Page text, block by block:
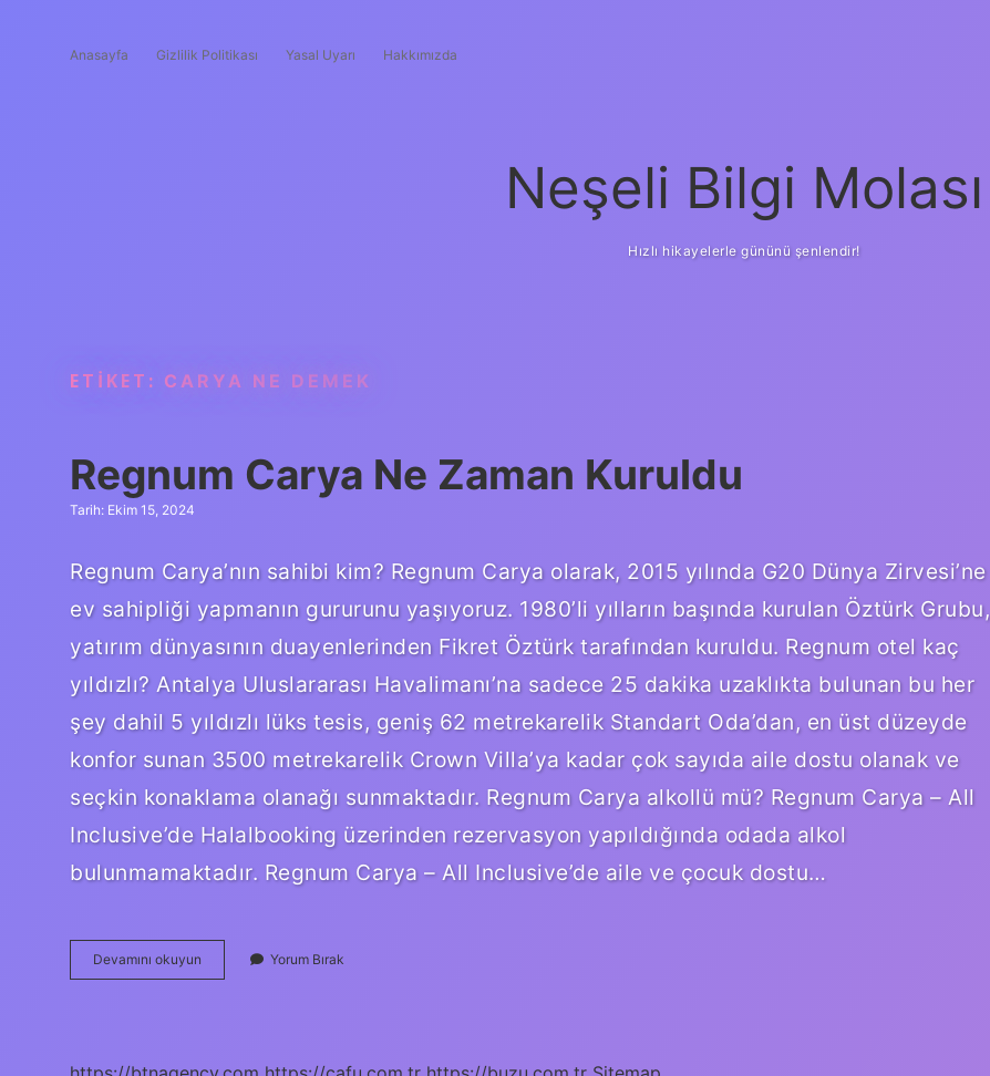
Anasayfa Gizlilik Politikası Yasal Uyarı Hakkımızda
Neşeli Bilgi Molası
Hızlı hikayelerle gününü şenlendir!
ETIKET: CARYA NE DEMEK
Regnum Carya Ne Zaman Kuruldu
Tarih: Ekim 15, 2024
Regnum Carya’nın sahibi kim? Regnum Carya olarak, 2015 yılında G20 Dünya Zirvesi’ne
ev sahipliği yapmanın gururunu yaşıyoruz. 1980’li yılların başında kurulan Öztürk Grubu,
yatırım dünyasının duayenlerinden Fikret Öztürk tarafından kuruldu. Regnum otel kaç
yıldızlı? Antalya Uluslararası Havalimanı’na sadece 25 dakika uzaklıkta bulunan bu her
şey dahil 5 yıldızlı lüks tesis, geniş 62 metrekarelik Standart Oda’dan, en üst düzeyde
konfor sunan 3500 metrekarelik Crown Villa’ya kadar çok sayıda aile dostu olanak ve
seçkin konaklama olanağı sunmaktadır. Regnum Carya alkollü mü? Regnum Carya – All
Inclusive’de Halalbooking üzerinden rezervasyon yapıldığında odada alkol
bulunmamaktadır. Regnum Carya – All Inclusive’de aile ve çocuk dostu…
Devamını okuyun Regnum
Carya
Yorum Bırak